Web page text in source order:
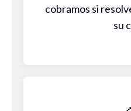
cobramos si
su